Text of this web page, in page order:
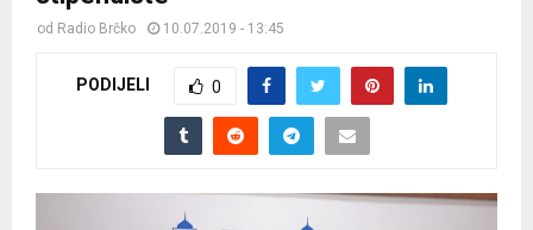
od Radio Brčko 10.07.2019 - 13:45
PODIJELI 0